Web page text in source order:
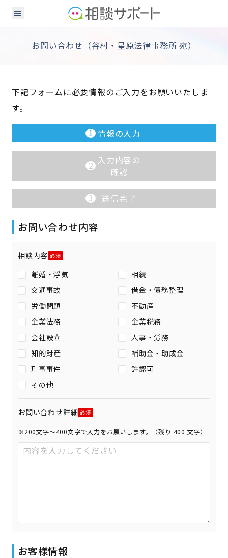
お問い合わせ（谷村・星原法律事務所 宛）
下記フォームに必要情報のご入力をお願いいたしま
す。
1 情報の入力
2 入力内容の
確認
3 送信完了
お問い合わせ内容
相談内容
離婚・浮気
相続
交通事故
借金・債務整理
労働問題
不動産
企業法務
企業税務
会社設立
人事・労務
知的財産
補助金・助成金
刑事事件
許認可
その他
お問い合わせ詳細
※200文字〜400文字で入力をお願いします。（残り 400 文字）
お客様情報